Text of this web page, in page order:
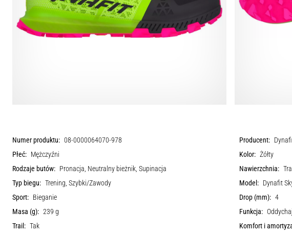
Numer produktu: 08-0000064070-978 Producent:
Płeć: Mężczyźni Kolor: Żółty
Rodzaje butów: Pronacja, Neutralny bieżnik, Supinacja Nawierzchnia:
Typ biegu: Trening, Szybki/Zawody Model: Dynafit
Sport: Bieganie Drop (mm): 4
Masa (g): 239 g Funkcja:
Trail: Tak Komfort i